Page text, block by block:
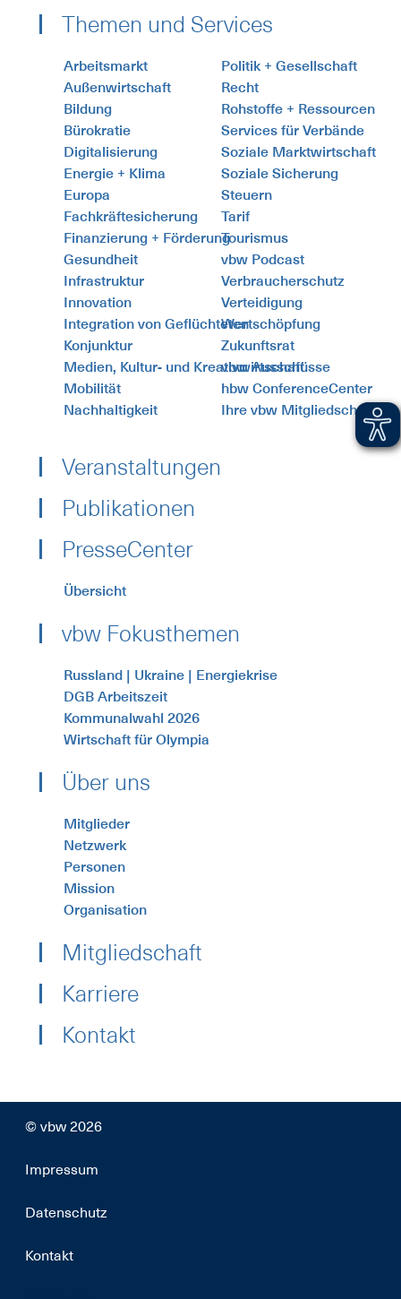
Themen und Services
Arbeitsmarkt
Außenwirtschaft
Bildung
Bürokratie
Digitalisierung
Energie + Klima
Europa
Fachkräftesicherung
Finanzierung + Förderung
Gesundheit
Infrastruktur
Innovation
Integration von Geflüchteten
Konjunktur
Medien, Kultur- und Kreativwirtschaft
Mobilität
Nachhaltigkeit
Politik + Gesellschaft
Recht
Rohstoffe + Ressourcen
Services für Verbände
Soziale Marktwirtschaft
Soziale Sicherung
Steuern
Tarif
Tourismus
vbw Podcast
Verbraucherschutz
Verteidigung
Wertschöpfung
Zukunftsrat
vbw Ausschüsse
hbw ConferenceCenter
Ihre vbw Mitgliedschaft
Veranstaltungen
Publikationen
PresseCenter
Übersicht
vbw Fokusthemen
Russland | Ukraine | Energiekrise
DGB Arbeitszeit
Kommunalwahl 2026
Wirtschaft für Olympia
Über uns
Mitglieder
Netzwerk
Personen
Mission
Organisation
Mitgliedschaft
Karriere
Kontakt
© vbw 2026
Impressum
Datenschutz
Kontakt